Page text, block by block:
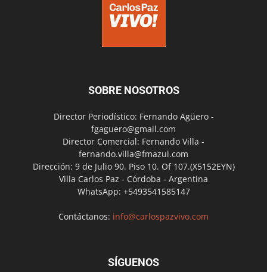
SOBRE NOSOTROS
Director Periodístico: Fernando Agüero -
fgaguero@gmail.com
Director Comercial: Fernando Villa -
fernando.villa@fmazul.com
Dirección: 9 de Julio 90. Piso 10. Of 107.(X5152EYN)
Villa Carlos Paz - Córdoba - Argentina
WhatsApp: +5493541585147
Contáctanos: info@carlospazvivo.com
SÍGUENOS